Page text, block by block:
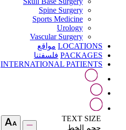
Spine Surgery
Sports Medicine
Urology
Vascular Surgery
LOCATIONS مواقع
PACKAGES فلسفتنا
INTERNATIONAL PATIENTS
TEXT SIZE
حجم الخط